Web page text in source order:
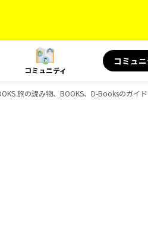
コミュニティ
コミュ
旅の読み物、BOOKS、D-Booksのガイ